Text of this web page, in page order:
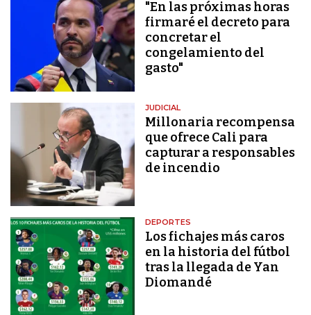
"En las próximas horas
firmaré el decreto para
concretar el
congelamiento del
gasto"
JUDICIAL
Millonaria recompensa
que ofrece Cali para
capturar a responsables
de incendio
DEPORTES
Los fichajes más caros
en la historia del fútbol
tras la llegada de Yan
Diomandé